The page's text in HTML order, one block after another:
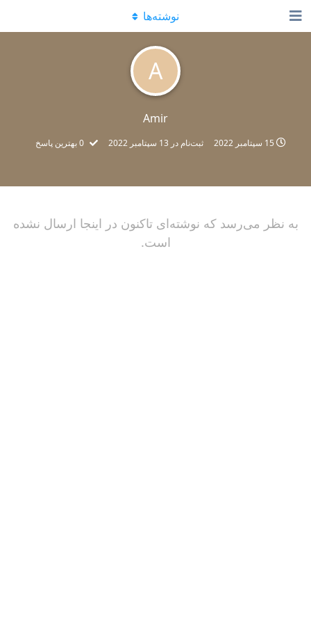
A
Amir
15 سپتامبر 2022 ثبت‌نام در 13 سپتامبر 2022 0بهترین پاسخ
نوشته‌ها
به نظر می‌رسد که نوشته‌ای تاکنون در اینجا ارسال نشده
است.